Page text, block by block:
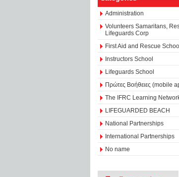
Administration
Volunteers Samaritans,
Lifeguards Corp
First Aid and Rescue
Instructors School
Lifeguards School
Πρώτες Βοήθειες (mobile
The IFRC Learning
LIFEGUARDED BEACH
National Partnerships
International Partnerships
No name